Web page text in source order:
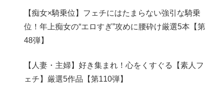
【痴女×騎乗位】フェチにはたまらない強引な騎乗
位！年上痴女の“エロすぎ”攻めに腰砕け厳選5本【第
48弾】
【人妻・主婦】好き集まれ！心をくすぐる【素人フ
ェチ】厳選5作品【第110弾】